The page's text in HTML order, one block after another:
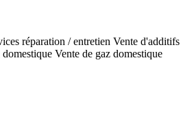
réparation / entretien Vente d'additifs
Vente de gaz domestique